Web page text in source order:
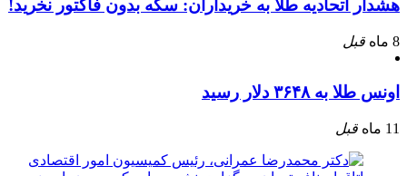
هشدار اتحادیه طلا به خریداران: سکه بدون فاکتور نخرید!
8 ماه قبل
اونس طلا به ۳۶۴۸ دلار رسید
11 ماه قبل